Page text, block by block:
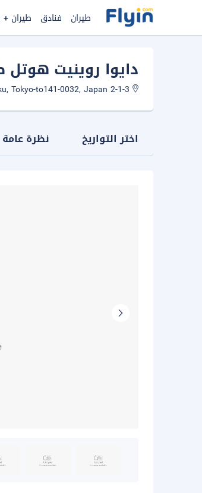
طيران فنادق طيران
دايوا روينيت
اختر التواريخ نظرة عامة